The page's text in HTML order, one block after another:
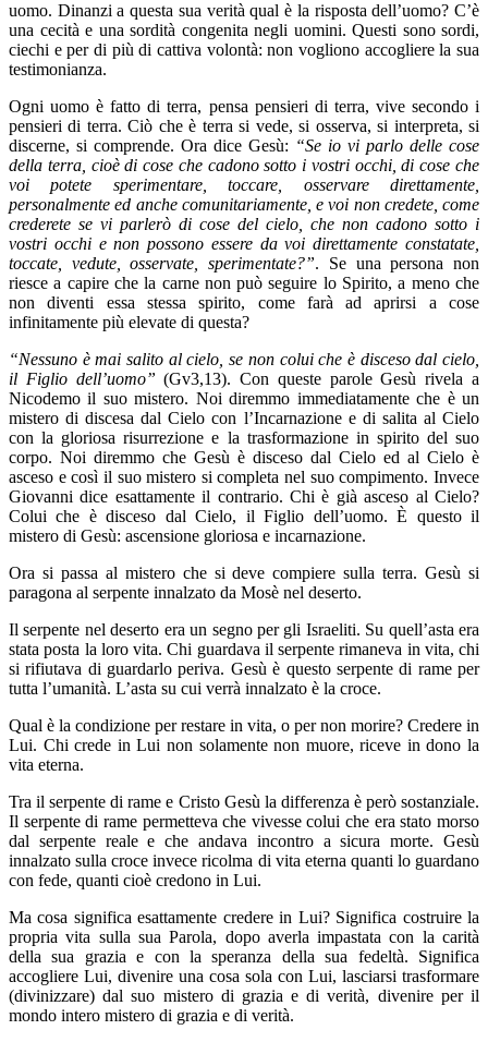
uomo. Dinanzi a questa sua verità qual è la risposta dell’uomo? C’è
una cecità e una sordità congenita negli uomini. Questi sono sordi,
ciechi e per di più di cattiva volontà: non vogliono accogliere la sua
testimonianza.
Ogni uomo è fatto di terra, pensa pensieri di terra, vive secondo i
pensieri di terra. Ciò che è terra si vede, si osserva, si interpreta, si
discerne, si comprende. Ora dice Gesù: “Se io vi parlo delle cose
della terra, cioè di cose che cadono sotto i vostri occhi, di cose che
voi potete sperimentare, toccare, osservare direttamente,
personalmente ed anche comunitariamente, e voi non credete, come
crederete se vi parlerò di cose del cielo, che non cadono sotto i
vostri occhi e non possono essere da voi direttamente constatate,
toccate, vedute, osservate, sperimentate?”. Se una persona non
riesce a capire che la carne non può seguire lo Spirito, a meno che
non diventi essa stessa spirito, come farà ad aprirsi a cose
infinitamente più elevate di questa?
“Nessuno è mai salito al cielo, se non colui che è disceso dal cielo,
il Figlio dell’uomo” (Gv3,13). Con queste parole Gesù rivela a
Nicodemo il suo mistero. Noi diremmo immediatamente che è un
mistero di discesa dal Cielo con l’Incarnazione e di salita al Cielo
con la gloriosa risurrezione e la trasformazione in spirito del suo
corpo. Noi diremmo che Gesù è disceso dal Cielo ed al Cielo è
asceso e così il suo mistero si completa nel suo compimento. Invece
Giovanni dice esattamente il contrario. Chi è già asceso al Cielo?
Colui che è disceso dal Cielo, il Figlio dell’uomo. È questo il
mistero di Gesù: ascensione gloriosa e incarnazione.
Ora si passa al mistero che si deve compiere sulla terra. Gesù si
paragona al serpente innalzato da Mosè nel deserto.
Il serpente nel deserto era un segno per gli Israeliti. Su quell’asta era
stata posta la loro vita. Chi guardava il serpente rimaneva in vita, chi
si rifiutava di guardarlo periva. Gesù è questo serpente di rame per
tutta l’umanità. L’asta su cui verrà innalzato è la croce.
Qual è la condizione per restare in vita, o per non morire? Credere in
Lui. Chi crede in Lui non solamente non muore, riceve in dono la
vita eterna.
Tra il serpente di rame e Cristo Gesù la differenza è però sostanziale.
Il serpente di rame permetteva che vivesse colui che era stato morso
dal serpente reale e che andava incontro a sicura morte. Gesù
innalzato sulla croce invece ricolma di vita eterna quanti lo guardano
con fede, quanti cioè credono in Lui.
Ma cosa significa esattamente credere in Lui? Significa costruire la
propria vita sulla sua Parola, dopo averla impastata con la carità
della sua grazia e con la speranza della sua fedeltà. Significa
accogliere Lui, divenire una cosa sola con Lui, lasciarsi trasformare
(divinizzare) dal suo mistero di grazia e di verità, divenire per il
mondo intero mistero di grazia e di verità.